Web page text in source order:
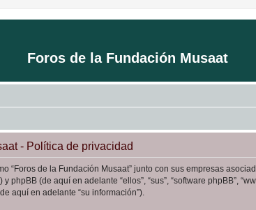
Foros de la Fundación Musaat
- Política de privacidad
“Foros de la Fundación Musaat” junto con sus empresas
phpBB (de aquí en adelante “ellos”, “sus”, “software phpBB”,
aquí en adelante “su información”).